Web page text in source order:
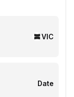
VIC
Date